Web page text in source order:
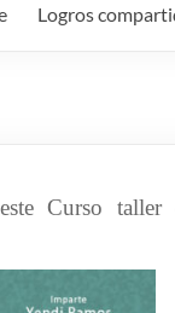
Logros
Curso